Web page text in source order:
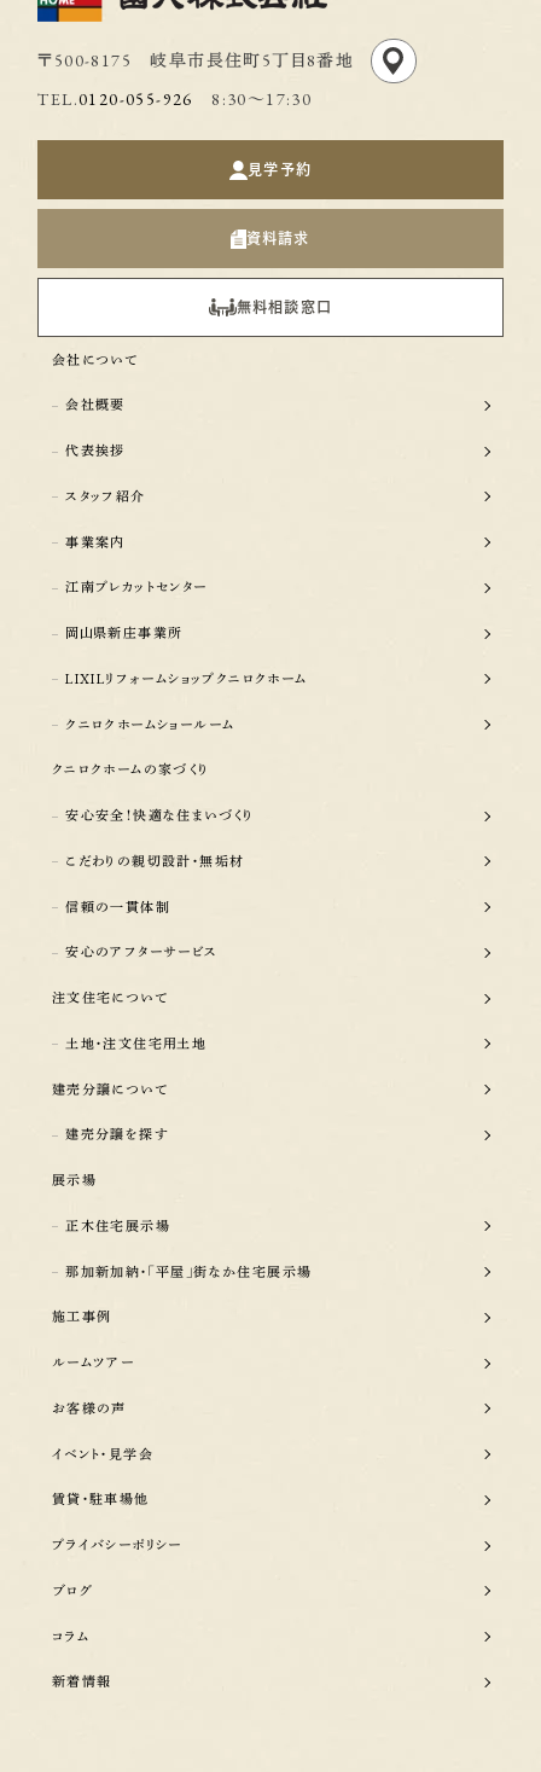
〒500-8175 岐阜市長住町5丁目8番地
TEL.0120-055-926 8:30〜17:30
見学予約
資料請求
無料相談窓口
会社について
会社概要
代表挨拶
スタッフ紹介
事業案内
江南プレカットセンター
岡山県新庄事業所
LIXILリフォームショップクニロクホーム
クニロクホームショールーム
クニロクホームの家づくり
安心安全！快適な住まいづくり
こだわりの親切設計・無垢材
信頼の一貫体制
安心のアフターサービス
注文住宅について
土地・注文住宅用土地
建売分譲について
建売分譲を探す
展示場
正木住宅展示場
那加新加納・「平屋」街なか住宅展示場
施工事例
ルームツアー
お客様の声
イベント・見学会
賃貸・駐車場他
プライバシーポリシー
ブログ
コラム
新着情報